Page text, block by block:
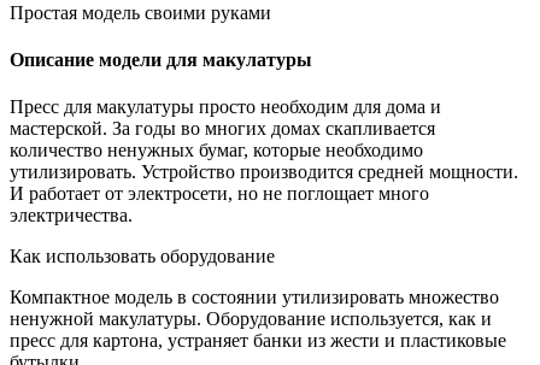
Простая модель своими руками
Описание модели для макулатуры
Пресс для макулатуры просто необходим для дома и
мастерской. За годы во многих домах скапливается
количество ненужных бумаг, которые необходимо
утилизировать. Устройство производится средней мощности.
И работает от электросети, но не поглощает много
электричества.
Как использовать оборудование
Компактное модель в состоянии утилизировать множество
ненужной макулатуры. Оборудование используется, как и
пресс для картона, устраняет банки из жести и пластиковые